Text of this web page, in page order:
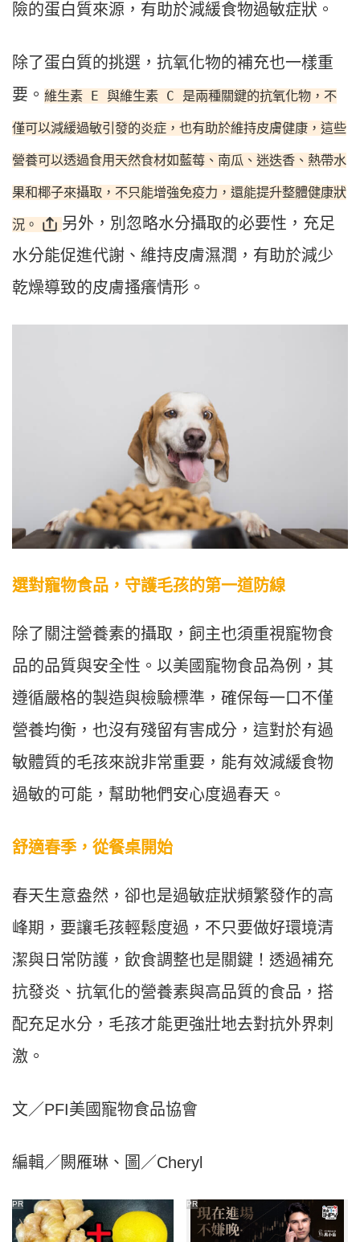
險的蛋白質來源，有助於減緩食物過敏症狀。
除了蛋白質的挑選，抗氧化物的補充也一樣重
要。 維生素 E 與維生素 C 是兩種關鍵的抗氧化物，不
僅可以減緩過敏引發的炎症，也有助於維持皮膚健康，這些
營養可以透過食用天然食材如藍莓、南瓜、迷迭香、熱帶水
果和椰子來攝取，不只能增強免疫力，還能提升整體健康狀
況。
另外，別忽略水分攝取的必要性，充足
水分能促進代謝、維持皮膚濕潤，有助於減少
乾燥導致的皮膚搔癢情形。
選對寵物食品，守護毛孩的第一道防線
除了關注營養素的攝取，飼主也須重視寵物食
品的品質與安全性。以美國寵物食品為例，其
遵循嚴格的製造與檢驗標準，確保每一口不僅
營養均衡，也沒有殘留有害成分，這對於有過
敏體質的毛孩來說非常重要，能有效減緩食物
過敏的可能，幫助牠們安心度過春天。
舒適春季，從餐桌開始
春天生意盎然，卻也是過敏症狀頻繁發作的高
峰期，要讓毛孩輕鬆度過，不只要做好環境清
潔與日常防護，飲食調整也是關鍵！透過補充
抗發炎、抗氧化的營養素與高品質的食品，搭
配充足水分，毛孩才能更強壯地去對抗外界刺
激。
文／PFI美國寵物食品協會
編輯／闕雁琳、圖／Cheryl
PR PR